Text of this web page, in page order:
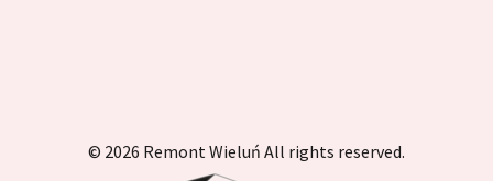
© 2026 Remont Wieluń All rights reserved.